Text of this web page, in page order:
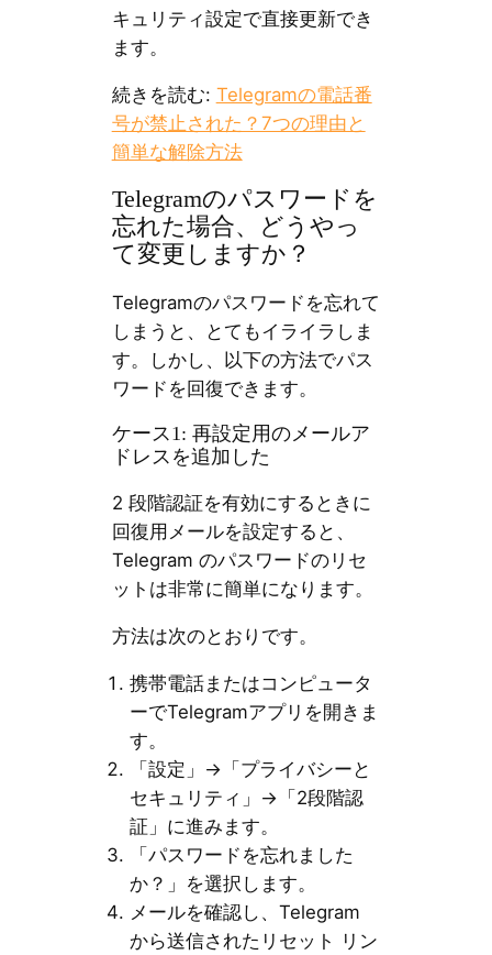
キュリティ設定で直接更新でき
ます。
続きを読む: Telegramの電話番
号が禁止された？7つの理由と
簡単な解除方法
Telegramのパスワードを
忘れた場合、どうやっ
て変更しますか？
Telegramのパスワードを忘れて
しまうと、とてもイライラしま
す。しかし、以下の方法でパス
ワードを回復できます。
ケース1: 再設定用のメールア
ドレスを追加した
2 段階認証を有効にするときに
回復用メールを設定すると、
Telegram のパスワードのリセ
ットは非常に簡単になります。
方法は次のとおりです。
携帯電話またはコンピュータ
ーでTelegramアプリを開きま
す。
「設定」→「プライバシーと
セキュリティ」→「2段階認
証」に進みます。
「パスワードを忘れました
か？」を選択します。
メールを確認し、Telegram
から送信されたリセット リン